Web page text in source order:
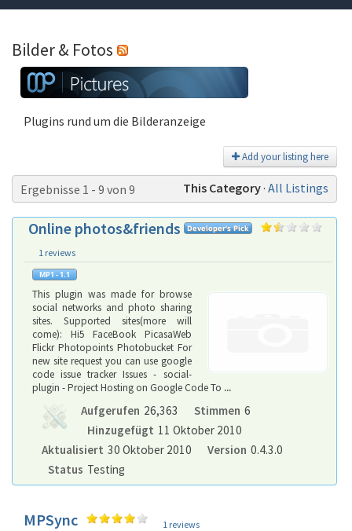
Bilder & Fotos
Plugins rund um die Bilderanzeige
Add your listing here
Ergebnisse 1 - 9 von 9 This Category· All Listings
Online photos&friends
1 reviews
This plugin was made for browse
social networks and photo sharing
sites. Supported sites(more will
come): Hi5 FaceBook PicasaWeb
Flickr Photopoints Photobucket For
new site request you can use google
code issue tracker Issues - social-
plugin - Project Hosting on Google Code To ...
Aufgerufen 26,363 Stimmen 6
Hinzugefügt 11 Oktober 2010
Aktualisiert 30 Oktober 2010 Version 0.4.3.0
Status Testing
MPSync 1 reviews